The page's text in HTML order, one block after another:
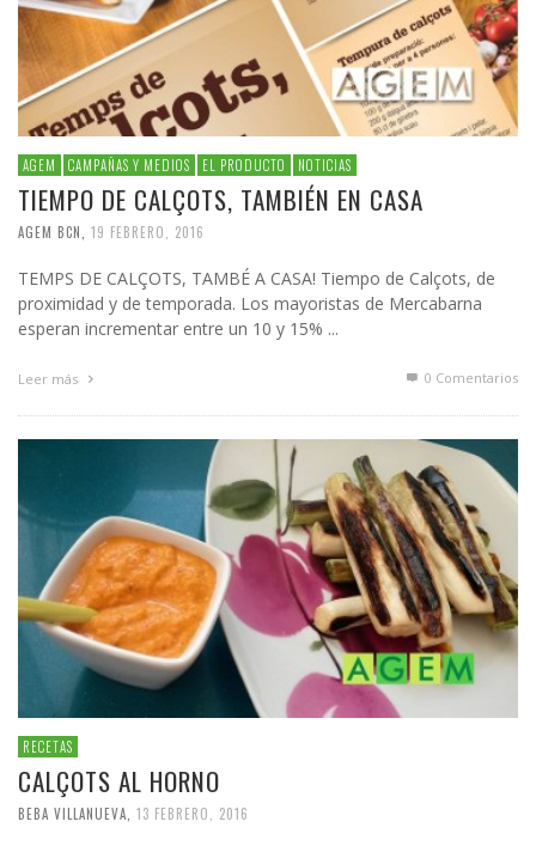
AGEM CAMPAÑAS Y MEDIOS EL PRODUCTO NOTICIAS
TIEMPO DE CALÇOTS, TAMBIÉN EN CASA
AGEM BCN 19 FEBRERO, 2016
TEMPS DE CALÇOTS, TAMBÉ A CASA! Tiempo de Calçots, de
proximidad y de temporada. Los mayoristas de Mercabarna
esperan incrementar entre un 10 y 15% ...
Leer más 0 Comentarios
RECETAS
CALÇOTS AL HORNO
BEBA VILLANUEVA 13 FEBRERO, 2016